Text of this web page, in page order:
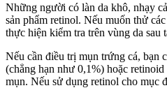
Những người có làn da khô, nhạ‌y
sản phẩm retinol. Nếu muốn thử
thực hiện kiểm tra trên vùng da sau
Nếu cần điều trị mụn trứng cá, bạn
(chẳng hạn như 0,1%) hoặc
mụn. Nếu sử dụng retinol cho mục